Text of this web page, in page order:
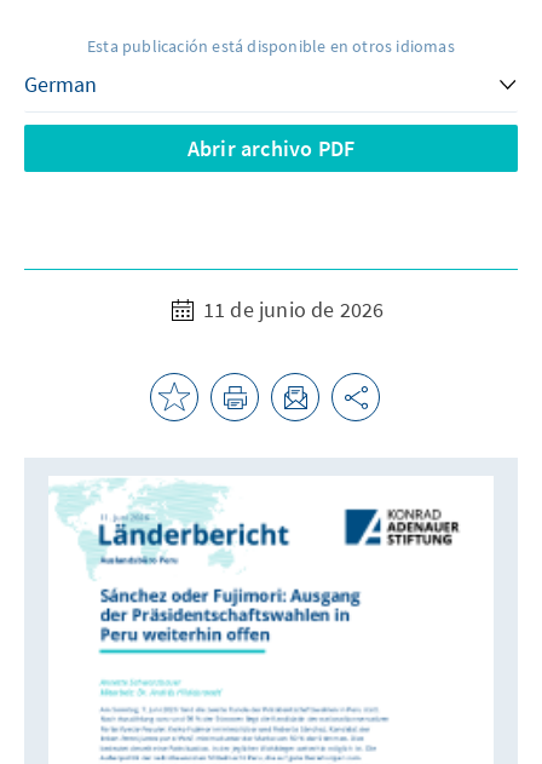
Esta publicación está disponible en otros idiomas
Abrir archivo PDF
11 de junio de 2026